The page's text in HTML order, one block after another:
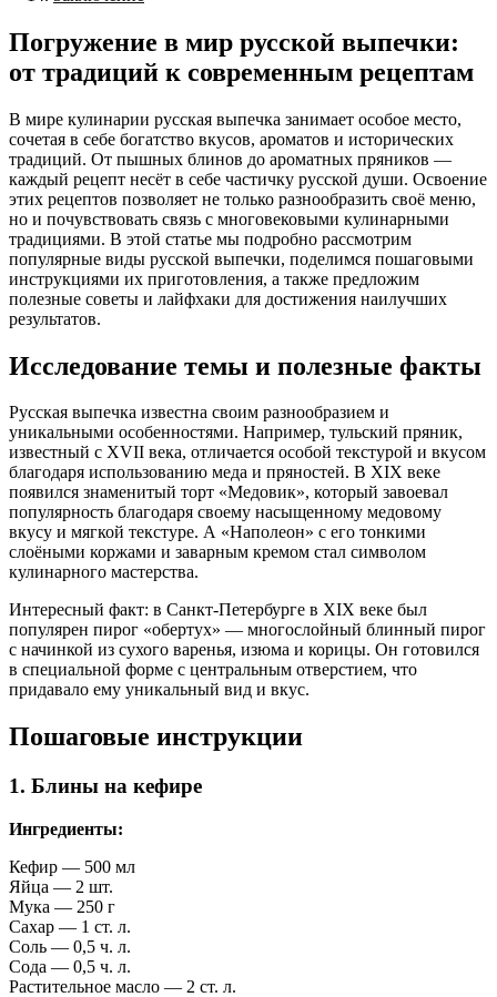
Погружение в мир русской выпечки:
от традиций к современным рецептам
В мире кулинарии русская выпечка занимает особое место,
сочетая в себе богатство вкусов, ароматов и исторических
традиций. От пышных блинов до ароматных пряников —
каждый рецепт несёт в себе частичку русской души. Освоение
этих рецептов позволяет не только разнообразить своё меню,
но и почувствовать связь с многовековыми кулинарными
традициями. В этой статье мы подробно рассмотрим
популярные виды русской выпечки, поделимся пошаговыми
инструкциями их приготовления, а также предложим
полезные советы и лайфхаки для достижения наилучших
результатов.
Исследование темы и полезные факты
Русская выпечка известна своим разнообразием и
уникальными особенностями. Например, тульский пряник,
известный с XVII века, отличается особой текстурой и вкусом
благодаря использованию меда и пряностей. В XIX веке
появился знаменитый торт «Медовик», который завоевал
популярность благодаря своему насыщенному медовому
вкусу и мягкой текстуре. А «Наполеон» с его тонкими
слоёными коржами и заварным кремом стал символом
кулинарного мастерства.
Интересный факт: в Санкт-Петербурге в XIX веке был
популярен пирог «обертух» — многослойный блинный пирог
с начинкой из сухого варенья, изюма и корицы. Он готовился
в специальной форме с центральным отверстием, что
придавало ему уникальный вид и вкус.
Пошаговые инструкции
1. Блины на кефире
Ингредиенты:
Кефир — 500 мл
Яйца — 2 шт.
Мука — 250 г
Сахар — 1 ст. л.
Соль — 0,5 ч. л.
Сода — 0,5 ч. л.
Растительное масло — 2 ст. л.